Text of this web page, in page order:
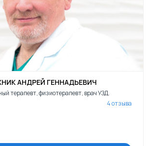
АНДРЕЙ ГЕННАДЬЕВИЧ
терапевт, физиотерапевт, врач УЗД.
4 отзыва